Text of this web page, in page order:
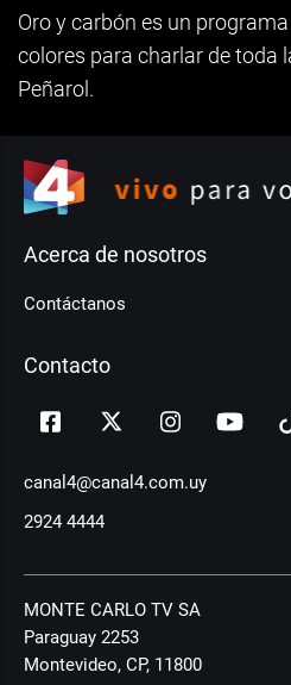
Oro y carbón es un
colores para charlar de toda
Peñarol.
Acerca de nosotros
Contáctanos
Contacto
canal4@canal4.com.uy
2924 4444
MONTE CARLO TV SA
Paraguay 2253
Montevideo, CP, 11800